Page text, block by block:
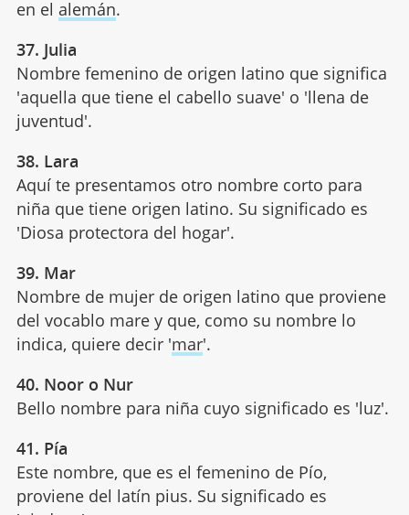
en el alemán.
37. Julia
Nombre femenino de origen latino que significa
'aquella que tiene el cabello suave' o 'llena de
juventud'.
38. Lara
Aquí te presentamos otro nombre corto para
niña que tiene origen latino. Su significado es
'Diosa protectora del hogar'.
39. Mar
Nombre de mujer de origen latino que proviene
del vocablo mare y que, como su nombre lo
indica, quiere decir 'mar'.
40. Noor o Nur
Bello nombre para niña cuyo significado es 'luz'.
41. Pía
Este nombre, que es el femenino de Pío,
proviene del latín pius. Su significado es